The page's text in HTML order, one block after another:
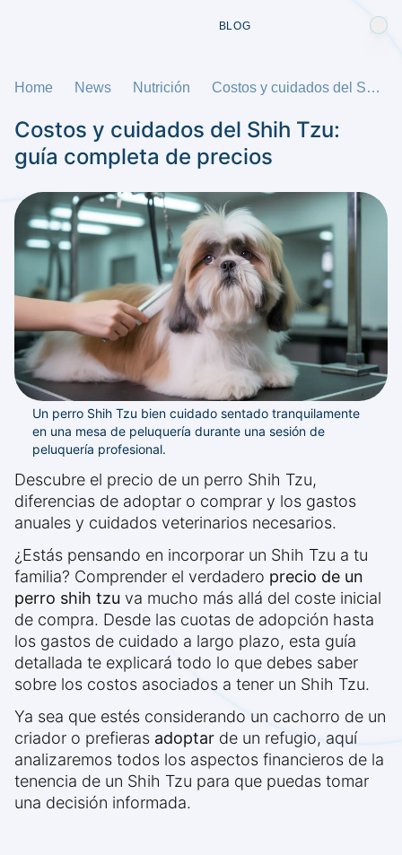
BLOG
Home News Nutrición Costos y cuidados del Shih Tzu: guía completa de precios
Costos y cuidados del Shih Tzu:
guía completa de precios
Un perro Shih Tzu bien cuidado sentado tranquilamente
en una mesa de peluquería durante una sesión de
peluquería profesional.
Descubre el precio de un perro Shih Tzu,
diferencias de adoptar o comprar y los gastos
anuales y cuidados veterinarios necesarios.
¿Estás pensando en incorporar un Shih Tzu a tu
familia? Comprender el verdadero precio de un
perro shih tzu va mucho más allá del coste inicial
de compra. Desde las cuotas de adopción hasta
los gastos de cuidado a largo plazo, esta guía
detallada te explicará todo lo que debes saber
sobre los costos asociados a tener un Shih Tzu.
Ya sea que estés considerando un cachorro de un
criador o prefieras adoptar de un refugio, aquí
analizaremos todos los aspectos financieros de la
tenencia de un Shih Tzu para que puedas tomar
una decisión informada.